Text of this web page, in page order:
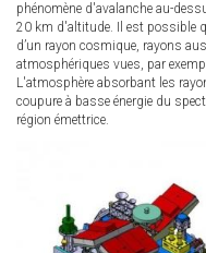
phénomène d'avalanche au-
20 km d'altitude. Il est possible
d’un rayon cosmique, rayons
atmosphériques vues, par
L'atmosphère absorbant les
coupure à basse énergie du
région émettrice.